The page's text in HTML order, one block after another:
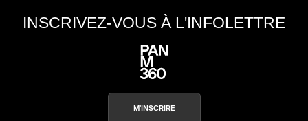
INSCRIVEZ-VOUS À L'INFOLETTRE
M'INSCRIRE